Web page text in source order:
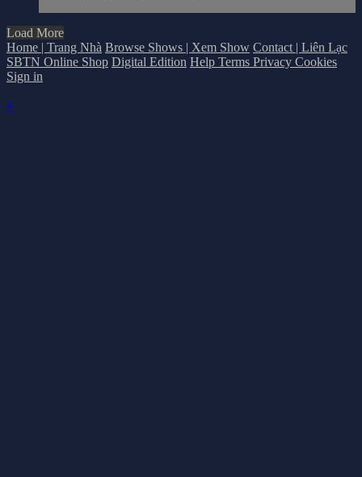
Load More
Home | Trang Nhà Browse Shows | Xem Show Contact | Liên Lạc
SBTN Online Shop Digital Edition Help Terms Privacy Cookies
Sign in
×